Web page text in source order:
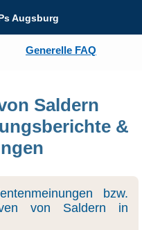
Generelle FAQ
Augsburg
Saldern
&
bzw.
von Saldern in